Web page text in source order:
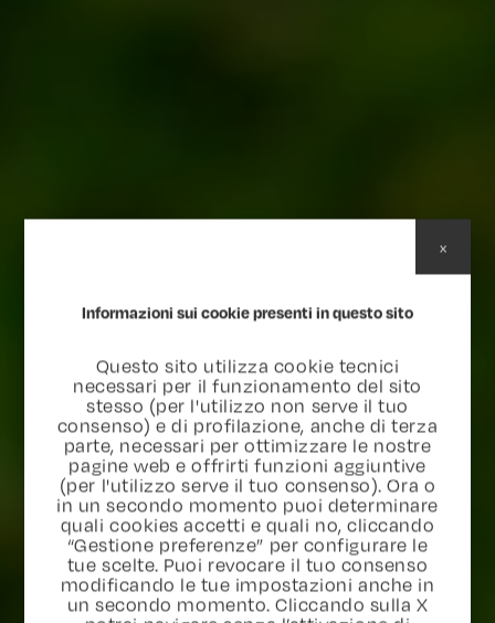
Informazioni sui cookie presenti in questo sito
Questo sito utilizza cookie tecnici
necessari per il funzionamento del sito
stesso (per l'utilizzo non serve il tuo
consenso) e di profilazione, anche di terza
parte, necessari per ottimizzare le nostre
pagine web e offrirti funzioni aggiuntive
(per l'utilizzo serve il tuo consenso). Ora o
in un secondo momento puoi determinare
quali cookies accetti e quali no, cliccando
“Gestione preferenze” per configurare le
tue scelte. Puoi revocare il tuo consenso
modificando le tue impostazioni anche in
un secondo momento. Cliccando sulla X
x